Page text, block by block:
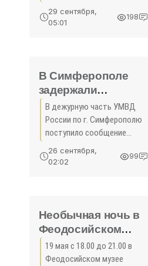
учётно-
регистрационной
учётно-регистрационной
сфере — Александр
обслуживания в
29 сентября,
05:01
198
В Симферополе
задержали
серийную воровку,
обокравшую 20
магазинов -
«Новости Крыма»
В дежурную часть УМВД
России по г. Симферополю
поступило сообщение
администратора одного из
магазинов бытовой химии о
этом
26 сентября,
02:02
99
Необычная ночь в
Феодосийском
музее древностей -
«Феодосия»
19 мая с 18.00 до 21.00 в
Феодосийском музее